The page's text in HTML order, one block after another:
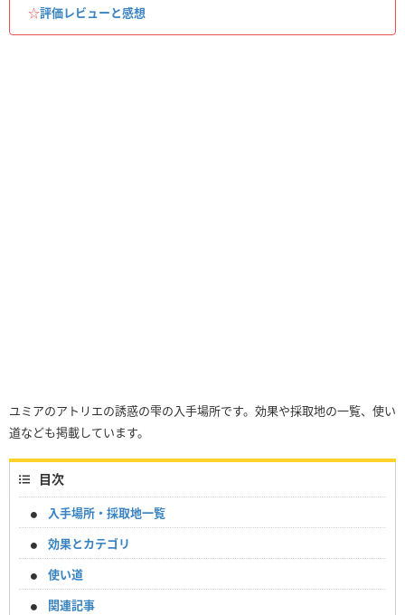
☆評価レビューと感想
ユミアのアトリエの誘惑の雫の入手場所です。効果や採取地の一覧、使い
道なども掲載しています。
目次
入手場所・採取地一覧
効果とカテゴリ
使い道
関連記事